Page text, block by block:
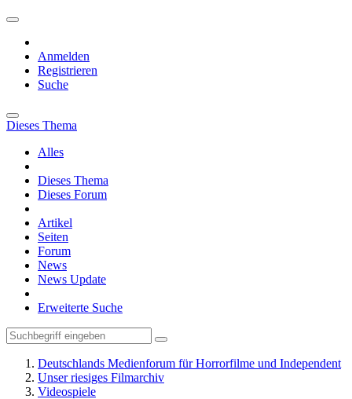
Anmelden
Registrieren
Suche
Dieses Thema
Alles
Dieses Thema
Dieses Forum
Artikel
Seiten
Forum
News
News Update
Erweiterte Suche
Deutschlands Medienforum für Horrorfilme und Independent
Unser riesiges Filmarchiv
Videospiele